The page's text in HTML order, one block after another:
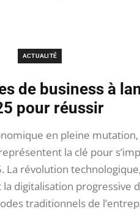
ACTUALITÉ
de business à
pour réussir
en pleine mutation,
la clé pour
La révolution
la digitalisation progressive
traditionnels de